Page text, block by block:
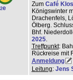
2e
Zum Café
Königswinter
Drachenfels,
Ölberg.
Bhf.
2025.
Treffpunkt:
Rückreise mit
Anmeldung
Leitung: Jens